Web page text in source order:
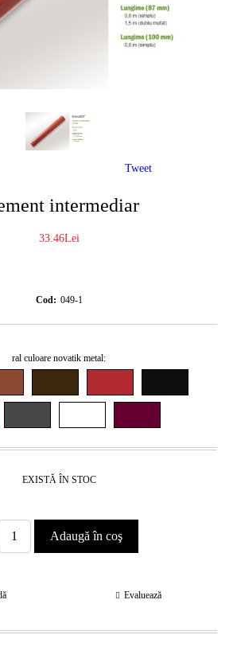
intermediar
33.46Lei
Cod: 049-1
ral culoare novatik metal:
EXISTĂ ÎN STOC
Evaluează
Tweet